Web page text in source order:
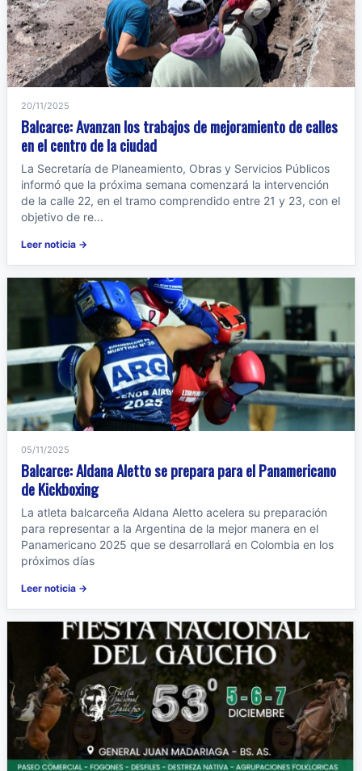
20/11/2025
Balcarce: Avanzan los trabajos de mejoramiento de calles
en el centro de la ciudad
La Secretaría de Planeamiento, Obras y Servicios Públicos
informó que la próxima semana comenzará la intervención
de la calle 22, en el tramo comprendido entre 21 y 23, con el
objetivo de re...
Leer noticia →
05/11/2025
Balcarce: Aldana Aletto se prepara para el Panamericano
de Kickboxing
La atleta balcarceña Aldana Aletto acelera su preparación
para representar a la Argentina de la mejor manera en el
Panamericano 2025 que se desarrollará en Colombia en los
próximos días
Leer noticia →